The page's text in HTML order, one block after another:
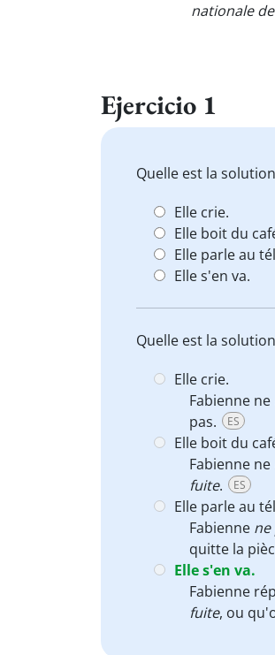
nationale
Ejercicio 1
Quelle est la
Elle crie.
Elle boit du
Elle parle au
Elle s'en va.
Quelle est la
Elle crie.
Fabienne ne
pas.
ES
Elle boit du
Fabienne ne
fuite. ES
Elle parle au
Fabienne ne
quitte la
Elle s'en va.
Fabienne
fuite, ou